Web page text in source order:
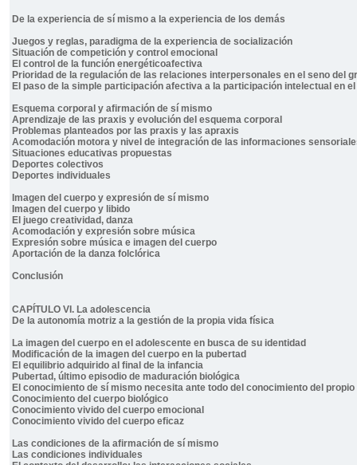
De la experiencia de sí mismo a la experiencia de los demás
Juegos y reglas, paradigma de la experiencia de socialización
Situación de competición y control emocional
El control de la función energéticoafectiva
Prioridad de la regulación de las relaciones interpersonales en el seno del
El paso de la simple participación afectiva a la participación intelectual en
Esquema corporal y afirmación de sí mismo
Aprendizaje de las praxis y evolución del esquema corporal
Problemas planteados por las praxis y las apraxis
Acomodación motora y nivel de integración de las informaciones
Situaciones educativas propuestas
Deportes colectivos
Deportes individuales
Imagen del cuerpo y expresión de sí mismo
Imagen del cuerpo y libido
El juego creatividad, danza
Acomodación y expresión sobre música
Expresión sobre música e imagen del cuerpo
Aportación de la danza folclórica
Conclusión
CAPÍTULO VI. La adolescencia
De la autonomía motriz a la gestión de la propia vida física
La imagen del cuerpo en el adolescente en busca de su identidad
Modificación de la imagen del cuerpo en la pubertad
El equilibrio adquirido al final de la infancia
Pubertad, último episodio de maduración biológica
El conocimiento de sí mismo necesita ante todo del conocimiento del
Conocimiento del cuerpo biológico
Conocimiento vivido del cuerpo emocional
Conocimiento vivido del cuerpo eficaz
Las condiciones de la afirmación de sí mismo
Las condiciones individuales